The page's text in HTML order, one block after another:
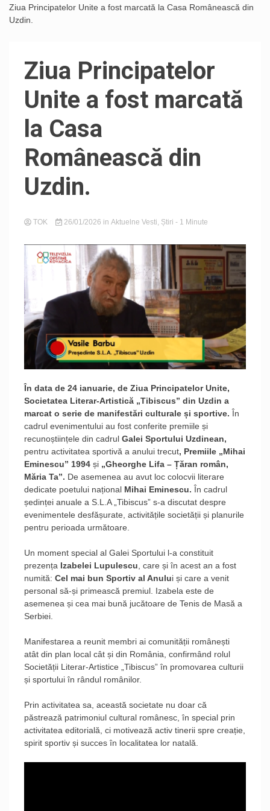
Ziua Principatelor Unite a fost marcată la Casa Românească din
Uzdin.
Ziua Principatelor
Unite a fost marcată
la Casa
Românească din
Uzdin.
TOK 26/01/2026 in Aktuelne Vesti, Știri - 1 Minute
În data de 24 ianuarie, de Ziua Principatelor Unite,
Societatea Literar-Artistică „Tibiscus” din Uzdin a
marcat o serie de manifestări culturale și sportive. În
cadrul evenimentului au fost conferite premiile și
recunoștiințele din cadrul Galei Sportului Uzdinean,
pentru activitatea sportivă a anului trecut, Premiile „Mihai
Eminescu” 1994 și „Gheorghe Lifa – Țăran român,
Măria Ta”. De asemenea au avut loc colocvii literare
dedicate poetului național Mihai Eminescu. În cadrul
ședinței anuale a S.L.A „Tibiscus” s-a discutat despre
evenimentele desfășurate, activitățile societății și planurile
pentru perioada următoare.
Un moment special al Galei Sportului l-a constituit
prezența Izabelei Lupulescu , care și în acest an a fost
numită: Cel mai bun Sportiv al Anului și care a venit
personal să-și primească premiul. Izabela este de
asemenea și cea mai bună jucătoare de Tenis de Masă a
Serbiei.
Manifestarea a reunit membri ai comunității românești
atât din plan local cât și din România, confirmând rolul
Societății Literar-Artistice „Tibiscus” în promovarea culturii
și sportului în rândul românilor.
Prin activitatea sa, această societate nu doar că
păstrează patrimoniul cultural românesc, în special prin
activitatea editorială, ci motivează activ tinerii spre creație,
spirit sportiv și succes în localitatea lor natală.